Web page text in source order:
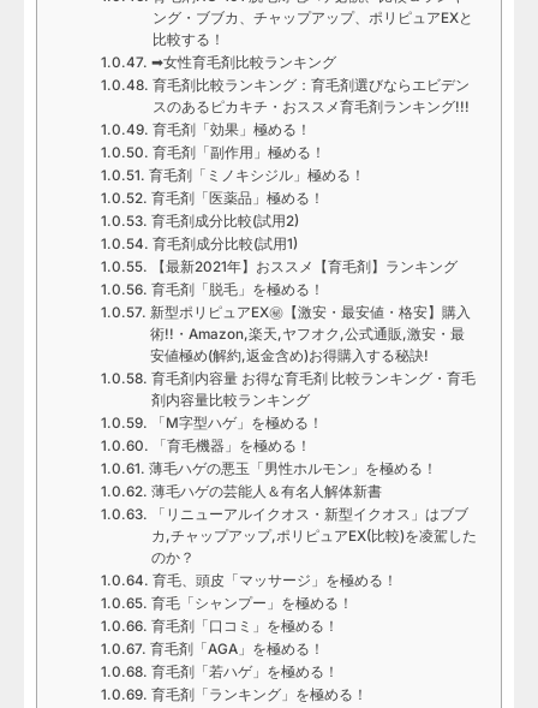
ング・ブブカ、チャップアップ、ポリピュアEXと
比較する！
➡女性育毛剤比較ランキング
育毛剤比較ランキング：育毛剤選びならエビデン
スのあるピカキチ・おススメ育毛剤ランキング!!!
育毛剤「効果」極める！
育毛剤「副作用」極める！
育毛剤「ミノキシジル」極める！
育毛剤「医薬品」極める！
育毛剤成分比較(試用2)
育毛剤成分比較(試用1)
【最新2021年】おススメ【育毛剤】ランキング
育毛剤「脱毛」を極める！
新型ポリピュアEX㊙【激安・最安値・格安】購入
術!!・Amazon,楽天,ヤフオク,公式通販,激安・最
安値極め(解約,返金含め)お得購入する秘訣!
育毛剤内容量 お得な育毛剤 比較ランキング・育毛
剤内容量比較ランキング
「M字型ハゲ」を極める！
「育毛機器」を極める！
薄毛ハゲの悪玉「男性ホルモン」を極める！
薄毛ハゲの芸能人＆有名人解体新書
「リニューアルイクオス・新型イクオス」はブブ
カ,チャップアップ,ポリピュアEX(比較)を凌駕した
のか？
育毛、頭皮「マッサージ」を極める！
育毛「シャンプー」を極める！
育毛剤「口コミ」を極める！
育毛剤「AGA」を極める！
育毛剤「若ハゲ」を極める！
育毛剤「ランキング」を極める！